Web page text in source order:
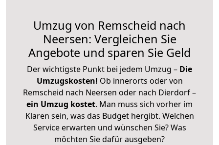
Umzug von Remscheid nach
Neersen: Vergleichen Sie
Angebote und sparen Sie Geld
Der wichtigste Punkt bei jedem Umzug – Die
Umzugskosten! Ob innerorts oder von
Remscheid nach Neersen oder nach Dierdorf –
ein Umzug kostet. Man muss sich vorher im
Klaren sein, was das Budget hergibt. Welchen
Service erwarten und wünschen Sie? Was
möchten Sie dafür ausgeben?